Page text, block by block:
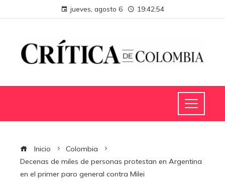
jueves, agosto 6 19:42:55
Inicio
Colombia
Decenas de miles de personas protestan en Argentina
en el primer paro general contra Milei